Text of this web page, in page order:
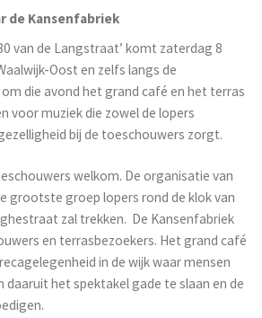
de Kansenfabriek
van de Langstraat’ komt zaterdag 8
Oost en zelfs langs de
die avond het grand café en het terras
voor muziek die zowel de lopers
bij de toeschouwers zorgt.
welkom. De organisatie van
grootste groep lopers rond de klok van
zal trekken. De Kansenfabriek
en terrasbezoekers. Het grand café
in de wijk waar mensen
daaruit het spektakel gade te slaan en de